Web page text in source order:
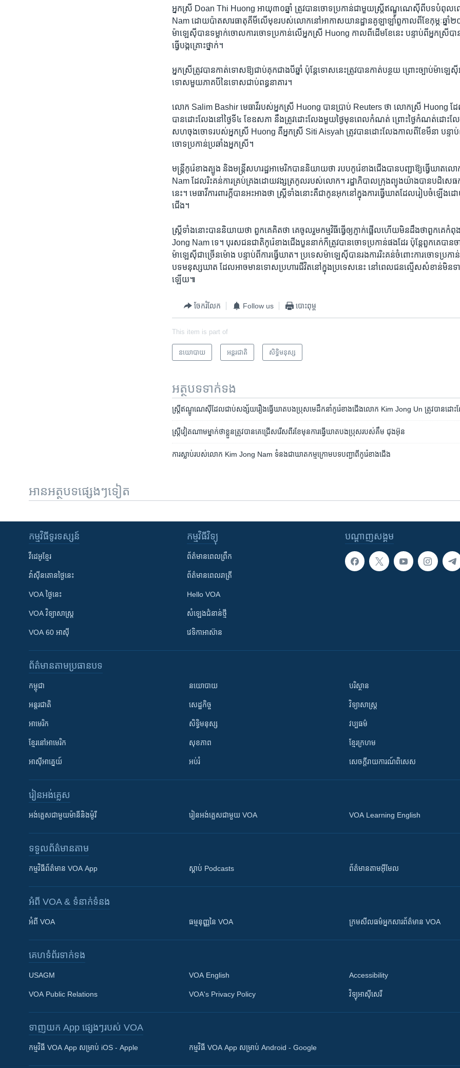
Khmer English
អ្នកស្រី Doan Thi Huong ​អាយុ៣០​ឆ្នាំ ​ត្រូវបាន​ចោទ​ប្រកាន់​ជាមួយ​ស្ត្រី​ឥណ្ឌូណេស៊ី​ពី​បទ​បំពុល​
Nam ​ដោយ​ប៉ាត​សារធាតុគីមី​លើមុខ​របស់​លោក​នៅ​អាកាស​យានដ្ឋាន​គូឡាឡាំពួ​កាលពី​ខែ​កុម្ភៈ​ឆ្នាំ២០១
ម៉ាឡេស៊ី​បាន​ទម្លាក់​ចោល​ការ​ចោទ​ប្រកាន់​លើ​អ្នកស្រី​ Huong ​កាល​ពី​ដើម​ខែនេះ ​បន្ទាប់​ពីអ្នកស្
ធ្វើ​បង្កគ្រោះ​ថ្នាក់។​
អ្នកស្រី​ត្រូវ​បាន​កាត់​ទោស​ឱ្យ​ជាប់​គុក​ជាង​បីឆ្នាំ ​ប៉ុន្តែ​ទោស​នេះត្រូវ​បាន​កាត់​បន្ថយ​ ព្រោះ​ច្បាប់​ម៉ាឡេ
ទោស​មួយ​ភាគបី​នៃ​ទោស​ជា​ប់​ពន្ធនាគារ។ ​
លោក​ Salim Bashir​ មេធាវី​របស់​អ្នកស្រី​ Huong ​បាន​ប្រាប់​ Reuters​ ថា​ លោកស្រី ​Huong ​ដែ
បាន​ដោះលែង​នៅ​ថ្ងៃ​ទី​៤ ​ខែ​ឧសភា ​នឹង​ត្រូវ​ដោះ​លែង​មួយ​ថ្ងៃ​មុន​ពេល​កំណត់​ ព្រោះ​ថ្ងៃ​កំណត់​ដោះ​លែ
សហ​ចុង​ចោទ​របស់​អ្នកស្រី​ Huong ​គឺ​អ្នកស្រី​ Siti Aisyah ​ត្រូវ​បាន​ដោះលែង​កាល​ពីខែ​មីនា​ បន្ទាប់ពី​រដ្
ចោទ​ប្រកាន់​ប្រឆាំង​អ្នកស្រី។ ​
មន្ត្រី​កូរ៉េ​ខាង​ត្បូង​ និង​មន្ត្រី​សហ​រដ្ឋអាមេរិក​បាន​និយាយ​ថា របប​កូរ៉េ​ខាង​ជើង​បាន​បញ្ជា​ឱ្យ​ធ្វើ​ឃាត​ល
Nam ដែល​រិះគន់​ការ​គ្រប់គ្រង​ដោយ​វង្ស​ត្រកូល​របស់​លោក។​ រដ្ឋាភិបាល​ក្រុង​ព្យុងយ៉ាង​បាន​បដិសេធ​
នេះ។​ មេធាវី​ការពារ​ក្តីបាន​អះអាង​ថា​ ស្ត្រី​ទាំង​នោះ​គឺជា​កូនអុក​នៅក្នុង​ការ​ធ្វើឃាត​ដែល​រៀបចំ​ឡើង​ដោ
ជើង។
ស្ត្រីទាំង​នោះ​បាន​និយាយ​ថា​ ពួកគេគិត​ថា គេ​ចូល​រួម​កម្មវិធី​ធ្វើ​ឲ្យ​ភ្ញាក់ផ្អើល​ហើយ​មិន​ដឹង​ថា​ពួកគេ​
Jong Nam ​ទេ។​ បុរស​ជន​ជាតិកូរ៉េខាង​ជើង​បួន​នាក់​ក៏​ត្រូវ​បាន​ចោទ​ប្រកាន់​ផង​ដែរ ​ប៉ុន្តែ​ពួកគេ​បា
ម៉ាឡេស៊ី​ជាច្រើន​ម៉ោង ​បន្ទាប់ពី​ការ​ធ្វើឃាត។ ប្រទេស​ម៉ាឡេស៊ី​បាន​រងការ​រិះគន់​ចំពោះ​ការ​ចោទ​ប្រកា
បទ​មនុស្សឃាត​ ដែល​អាច​មាន​ទោស​ប្រហារ​ជីវិត​នៅ​ក្នុង​ប្រទេស​នេះ នៅ​ពេល​ជនល្មើស​សំខាន់​មិន​ទ
ឡើយ៕
ចែករំលែក Follow us បោះពុម្ព
This item is part of
នយោបាយ អន្តរជាតិ សិទ្ធិ​មនុស្ស
អត្ថបទ​ទាក់ទង
ស្ត្រី​ឥណ្ឌូណេស៊ី​ដែល​ជាប់​សង្ស័យ​រឿង​ធ្វើ​ឃាត​បង​ប្រុស​មេដឹកនាំ​កូរ៉េ​ខាង​ជើង​លោក Kim Jong Un ត្រូវ​បាន​ដោះ
ស្ត្រី​វៀតណាម​​​​ម្នាក់​ថា​ខ្លួន​​ត្រូវ​បាន​​​គេ​ជ្រើសរើស​​ពីរ​ខែ​​​មុន​ការ​ធ្វើ​ឃាត​​បងប្រុស​របស់​គឹម ជុងអ៊ុន
ការស្លាប់​របស់​លោក Kim Jong Nam ទំនង​ជា​​​ឃាតកម្ម​​ក្រោម​បទបញ្ជា​​ពី​កូរ៉េខាងជើង
អានអត្ថបទផ្សេងៗទៀត
បណ្តាញ​សង្គម
កម្មវិធី​ទូរទស្សន៍
វីដេអូ​ខ្មែរ
វ៉ាស៊ីនតោន​ថ្ងៃ​នេះ
VOA ថ្ងៃនេះ
VOA ​វិទ្យាសាស្ត្រ
VOA 60 អាស៊ី
កម្មវិធី​វិទ្យុ
ព័ត៌មាន​ពេល​ព្រឹក
ព័ត៌មាន​​ពេល​រាត្រី
Hello VOA
សំឡេង​ជំនាន់​ថ្មី
វេទិកា​អាស៊ាន
ព័ត៌មាន​តាមប្រធានបទ​
កម្ពុជា
អន្តរជាតិ
អាមេរិក
ខ្មែរ​នៅអាមេរិក
អាស៊ីអាគ្នេយ៍
នយោបាយ
សេដ្ឋកិច្ច
សិទ្ធិមនុស្ស
សុខភាព
អប់រំ
បរិស្ថាន
វិទ្យាសាស្រ្ត
វប្បធម៌
ខ្មែរក្រហម
សេចក្តីរាយការណ៍ពិសេស
រៀន​​អង់គ្លេស
អង់គ្លេស​ជាមួយ​ម៉ានី​និង​ម៉ូរី រៀន​​​​​​អង់គ្លេស​​ជាមួយ VOA VOA Learning English
ទទួល​ព័ត៌មាន​តាម
កម្មវិធី​ព័ត៌មាន VOA App ស្តាប់ Podcasts ព័ត៌មាន​តាម​អ៊ីមែល
អំពី​ VOA & ទំនាក់ទំនង
អំពី​ VOA ធម្មនុញ្ញ​នៃ VOA ក្រម​​​សីលធម៌​​​អ្នក​​​សារព័ត៌មាន VOA
គេហទំព័រ​​ទាក់ទង
USAGM
VOA Public Relations
VOA English
VOA's Privacy Policy
Accessibility
វិទ្យុ​អាស៊ី​សេរី
ទាញយក​ App ផ្សេងៗ​របស់​ VOA
កម្មវិធី​ VOA App សម្រាប់ iOS - Apple កម្មវិធី​ VOA App សម្រាប់ Android - Google